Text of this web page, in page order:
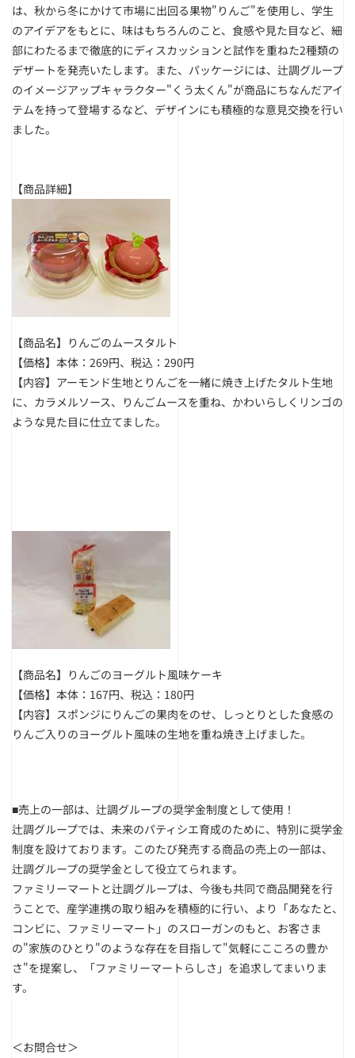
は、秋から冬にかけて市場に出回る果物"りんご"を使用し、学生
のアイデアをもとに、味はもちろんのこと、食感や見た目など、細
部にわたるまで徹底的にディスカッションと試作を重ねた2種類の
デザートを発売いたします。また、パッケージには、辻調グループ
のイメージアップキャラクター"くう太くん"が商品にちなんだアイ
テムを持って登場するなど、デザインにも積極的な意見交換を行い
ました。
【商品詳細】
【商品名】りんごのムースタルト
【価格】本体：269円、税込：290円
【内容】アーモンド生地とりんごを一緒に焼き上げたタルト生地
に、カラメルソース、りんごムースを重ね、かわいらしくリンゴの
ような見た目に仕立てました。
【商品名】りんごのヨーグルト風味ケーキ
【価格】本体：167円、税込：180円
【内容】スポンジにりんごの果肉をのせ、しっとりとした食感の
りんご入りのヨーグルト風味の生地を重ね焼き上げました。
■売上の一部は、辻調グループの奨学金制度として使用！
辻調グループでは、未来のパティシエ育成のために、特別に奨学金
制度を設けております。このたび発売する商品の売上の一部は、
辻調グループの奨学金として役立てられます。
ファミリーマートと辻調グループは、今後も共同で商品開発を行
うことで、産学連携の取り組みを積極的に行い、より「あなたと、
コンビに、ファミリーマート」のスローガンのもと、お客さま
の"家族のひとり"のような存在を目指して"気軽にこころの豊か
さ"を提案し、「ファミリーマートらしさ」を追求してまいりま
す。
＜お問合せ＞